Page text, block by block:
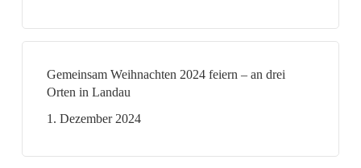
Gemeinsam Weihnachten 2024 feiern – an drei
Orten in Landau
1. Dezember 2024